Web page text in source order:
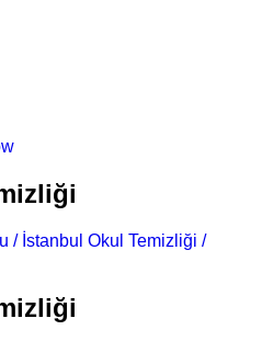
/ İstanbul Okul Temizliği /